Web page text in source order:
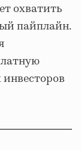
охватить
пайплайн.